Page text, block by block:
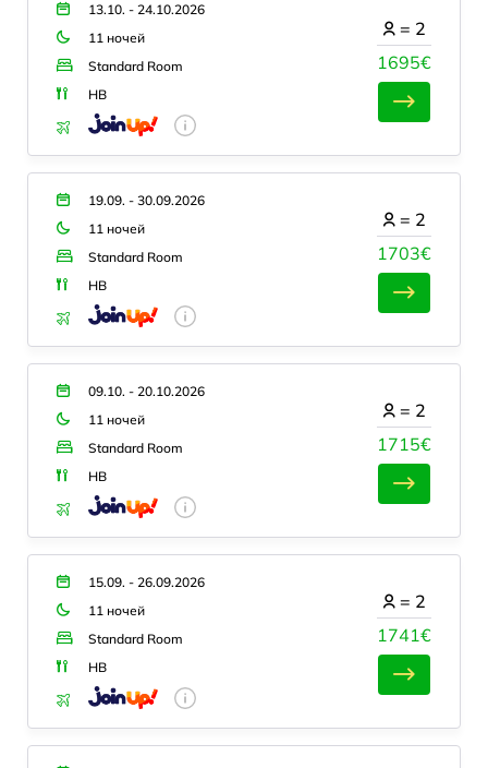
13.10. - 24.10.2026
11 ночей
Standard Room
HB
1695€
= 2
19.09. - 30.09.2026
11 ночей
Standard Room
HB
1703€
= 2
09.10. - 20.10.2026
11 ночей
Standard Room
HB
1715€
= 2
15.09. - 26.09.2026
11 ночей
Standard Room
HB
1741€
= 2